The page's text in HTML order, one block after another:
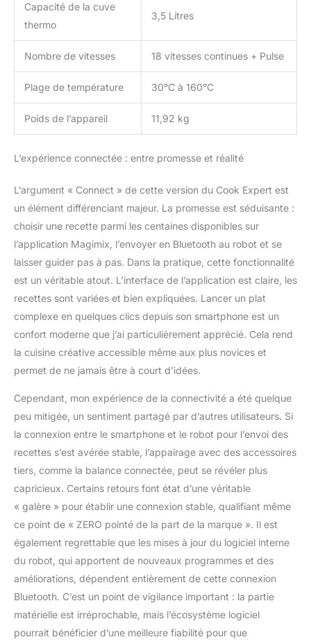
Capacité de la cuve
thermo
3,5 Litres
Nombre de vitesses 18 vitesses continues + Pulse
Plage de température 30°C à 160°C
Poids de l’appareil 11,92 kg
L’expérience connectée : entre promesse et réalité
L’argument « Connect » de cette version du Cook Expert est
un élément différenciant majeur. La promesse est séduisante :
choisir une recette parmi les centaines disponibles sur
l’application Magimix, l’envoyer en Bluetooth au robot et se
laisser guider pas à pas. Dans la pratique, cette fonctionnalité
est un véritable atout. L’interface de l’application est claire, les
recettes sont variées et bien expliquées. Lancer un plat
complexe en quelques clics depuis son smartphone est un
confort moderne que j’ai particulièrement apprécié. Cela rend
la cuisine créative accessible même aux plus novices et
permet de ne jamais être à court d’idées.
Cependant, mon expérience de la connectivité a été quelque
peu mitigée, un sentiment partagé par d’autres utilisateurs. Si
la connexion entre le smartphone et le robot pour l’envoi des
recettes s’est avérée stable, l’appairage avec des accessoires
tiers, comme la balance connectée, peut se révéler plus
capricieux. Certains retours font état d’une véritable
« galère » pour établir une connexion stable, qualifiant même
ce point de « ZERO pointé de la part de la marque ». Il est
également regrettable que les mises à jour du logiciel interne
du robot, qui apportent de nouveaux programmes et des
améliorations, dépendent entièrement de cette connexion
Bluetooth. C’est un point de vigilance important : la partie
matérielle est irréprochable, mais l’écosystème logiciel
pourrait bénéficier d’une meilleure fiabilité pour que